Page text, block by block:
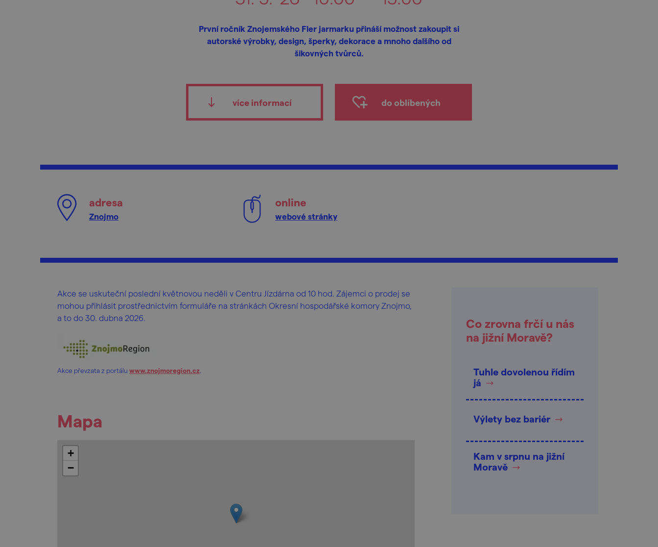
První ročník Znojemského Fler jarmarku přináší možnost zakoupit si
autorské výrobky, design, šperky, dekorace a mnoho dalšího od
šikovných tvůrců.
více informací do oblíbených
adresa
Znojmo
online
webové stránky
Akce se uskuteční poslední květnovou neděli v Centru Jízdárna od 10 hod. Zájemci o prodej se
mohou přihlásit prostřednictvím formuláře na stránkách Okresní hospodářské komory Znojmo,
a to do 30. dubna 2026.
Akce převzata z portálu www.znojmoregion.cz
Mapa
+
−
Co zrovna frčí u nás
na jižní Moravě?
Tuhle dovolenou řídím
já
Výlety bez bariér
Kam v srpnu na jižní
Moravě